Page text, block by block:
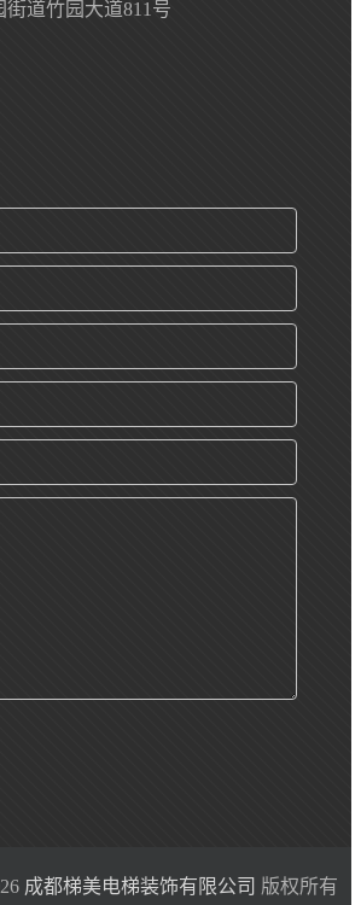
道竹园大道811号
成都梯美电梯装饰有限公司 版权所有